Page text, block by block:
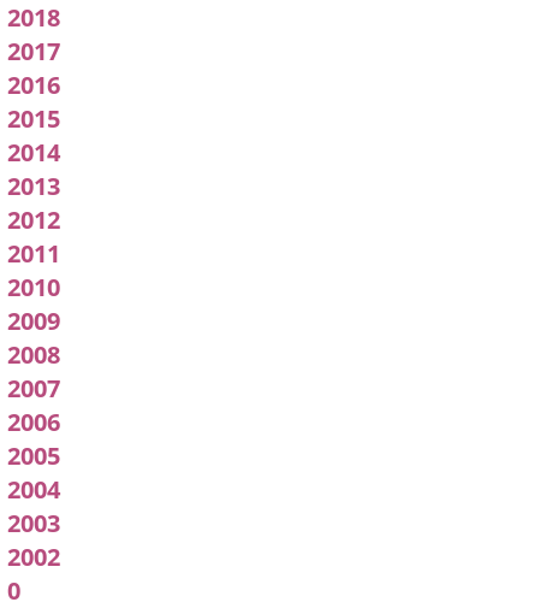
2018
2017
2016
2015
2014
2013
2012
2011
2010
2009
2008
2007
2006
2005
2004
2003
2002
0